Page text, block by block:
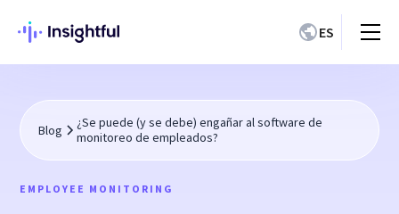
ES
Blog
¿Se puede (y se debe) engañar al software de
monitoreo de empleados?
EMPLOYEE MONITORING